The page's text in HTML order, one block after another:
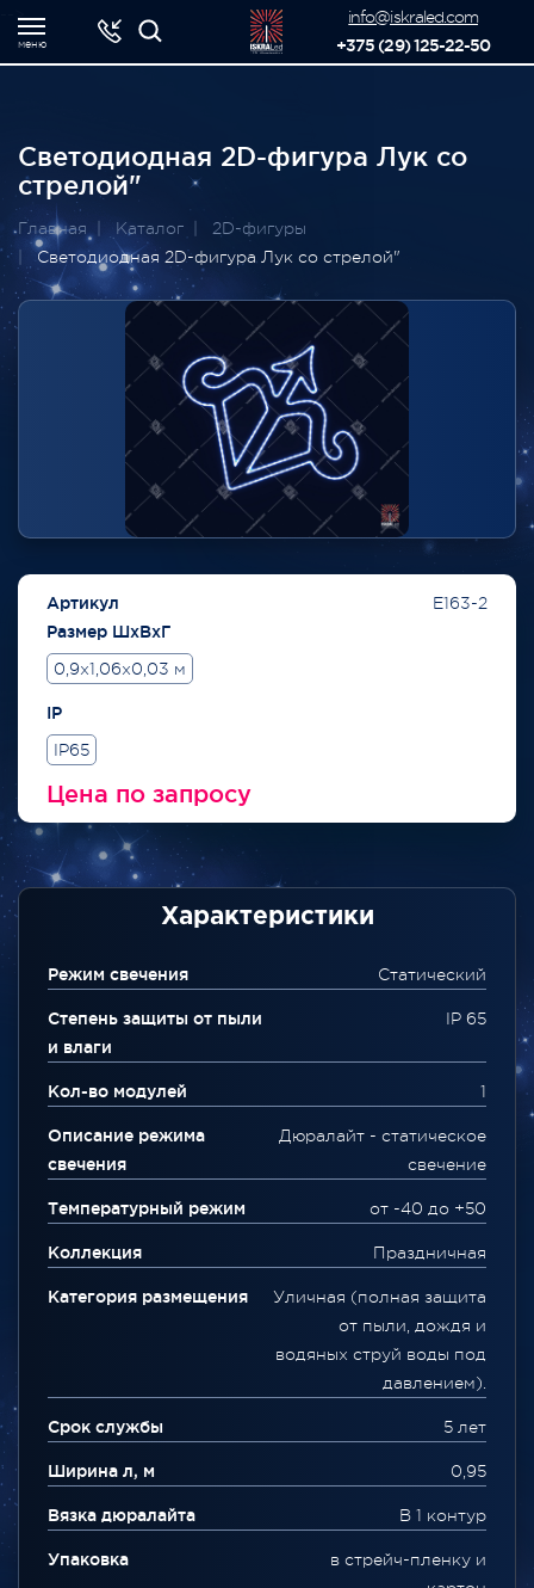
-->
меню
info@iskraled.com
+375 (29) 125-22-50
Светодиодная 2D-фигура Лук со
стрелой"
Главная Каталог
2D-фигуры
Светодиодная 2D-фигура Лук со стрелой"
Артикул
E163-2
Размер ШхВхГ
0,9x1,06x0,03 м
IP
IP65
Цена по запросу
Характеристики
Режим свечения Статический
Степень защиты от пыли
и влаги
IP 65
Кол-во модулей 1
Описание режима
свечения
Дюралайт - статическое
свечение
Температурный режим от -40 до +50
Коллекция Праздничная
Категория размещения
Уличная (полная защита
от пыли, дождя и
водяных струй воды под
давлением).
Срок службы 5 лет
Ширина л, м 0,95
Вязка дюралайта В 1 контур
Упаковка
в стрейч-пленку и